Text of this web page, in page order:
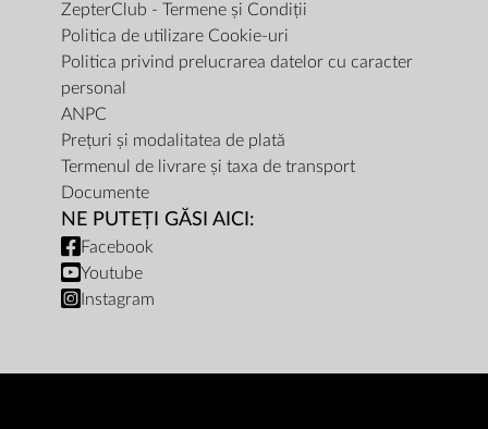
ZepterClub - Termene și Condiții
Politica de utilizare Cookie-uri
Politica privind prelucrarea datelor cu caracter
personal
ANPC
Prețuri și modalitatea de plată
Termenul de livrare și taxa de transport
Documente
NE PUTEȚI GĂSI AICI:
Facebook
Youtube
Instagram